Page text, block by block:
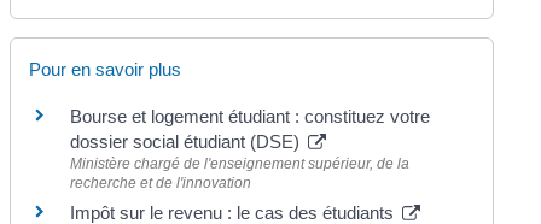
Pour en savoir plus
Bourse et logement étudiant : constituez votre
dossier social étudiant (DSE)
Ministère chargé de l'enseignement supérieur, de la
recherche et de l'innovation
Impôt sur le revenu : le cas des étudiants